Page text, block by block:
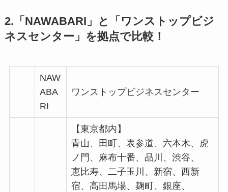
2.「NAWABARI」と「ワンストップビジ
ネスセンター」を拠点で比較！
NAW
ABA
RI
ワンストップビジネスセンター
【東京都内】
青山、田町、表参道、六本木、虎
ノ門、麻布十番、品川、渋谷、
恵比寿、二子玉川、新宿、西新
宿、高田馬場、麹町、銀座、